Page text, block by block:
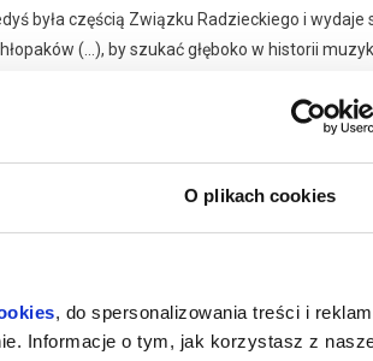
O plikach cookies
, do spersonalizowania treści i
Informacje o tym, jak korzystasz z
była częścią Związku Radzieckiego i
(…), by szukać głęboko w historii
i przełożyć ją na swój własny
jest czymś całkowicie nowoczesnym i
remiksów „Un Rêve” autorstwa
przeobrażeń: od heavy metalu,
melancholijny pop, dźwięczną